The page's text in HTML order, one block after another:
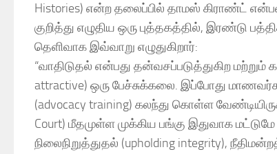
Histories) என்ற தலைப்பில் தாமஸ் கிராண்ட்
குறித்து எழுதிய ஒரு புத்தகத்தில், இரண்டு
தெளிவாக இவ்வாறு எழுதுகிறார்:
“வாதிடுதல் என்பது தன்வசப்படுத்துகிற மற்றும்
attractive) ஒரு பேச்சுக்கலை. இப்போது
(advocacy training) கலந்து கொள்ள
Court) மீதமுள்ள முக்கிய பங்கு இதுவாக
நிலைநிறுத்துதல் (upholding integrity),